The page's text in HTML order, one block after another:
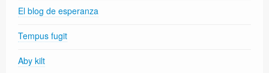
El blog de esperanza
Tempus fugit
Aby kilt